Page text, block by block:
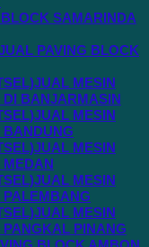
SAMARINDA
PAVING BLOCK
MESIN
DI BANJARMASIN
MESIN
BANDUNG
MESIN
MEDAN
MESIN
PALEMBANG
MESIN
PINANG